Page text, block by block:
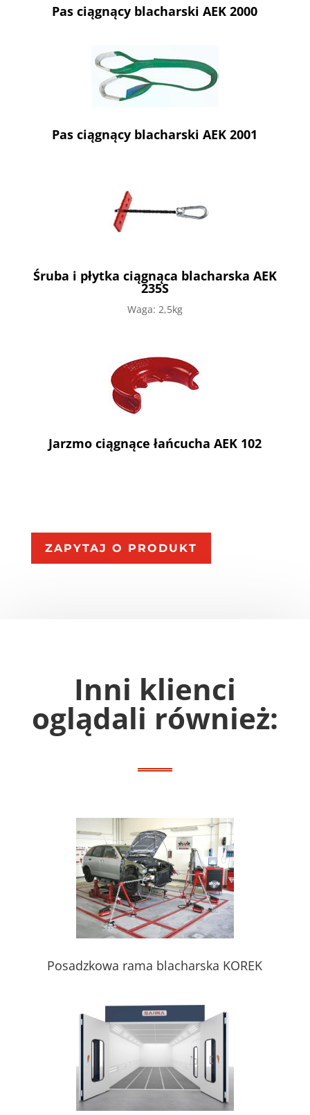
Pas ciągnący blacharski AEK 2000
Pas ciągnący blacharski AEK 2001
Śruba i płytka ciągnąca blacharska AEK
235S
Waga: 2,5kg
Jarzmo ciągnące łańcucha AEK 102
ZAPYTAJ O PRODUKT
Inni klienci
oglądali również:
Posadzkowa rama blacharska KOREK